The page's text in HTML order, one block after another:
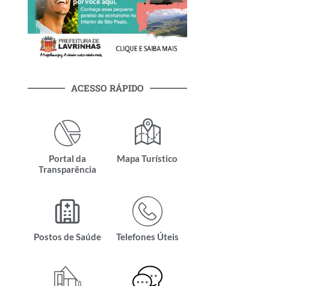
ACESSO RÁPIDO
Portal da
Transparência
Mapa Turístico
Postos de Saúde Telefones Úteis